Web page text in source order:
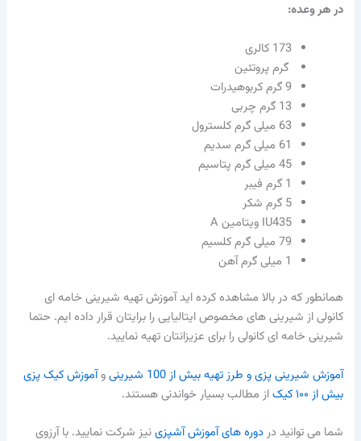
در هر وعده:
173 کالری
گرم پروتئین
9 گرم کربوهیدرات
13 گرم چربی
63 میلی گرم کلسترول
61 میلی ‌گرم سدیم
45 میلی گرم پتاسیم
1 گرم فیبر
5 گرم شکر
IU435 ویتامین A
79 میلی گرم کلسیم
1 میلی گرم آهن
همانطور که در بالا مشاهده کرده اید آموزش تهیه
کانولیاز شیرینی های مخصوص ایتالیایی را برایتان قرار داده ایم. حتما
شیرینی خامه ای کانولیرا برای عزیزانتان تهیه نمایید.
آموزش شیرینی پزی و طرز تهیه بیش از 100 شیرینی وآموزش کیک پزی
بیش از ۱۰۰ کیک
از مطالب بسیار خواندنی هستند.
شما می توانید دردوره های آموزش آشپزینیز شرکت نمایید. با آرزوی